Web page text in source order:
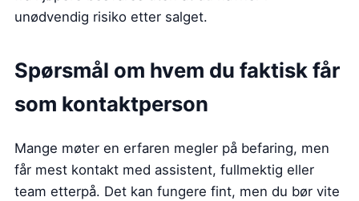
unødvendig risiko etter salget.
Spørsmål om hvem du faktisk får
som kontaktperson
Mange møter en erfaren megler på befaring, men
får mest kontakt med assistent, fullmektig eller
team etterpå. Det kan fungere fint, men du bør vite